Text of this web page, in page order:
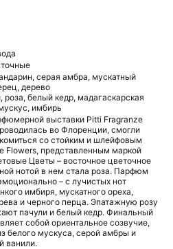
серая амбра, мускатный
дерево
роза, белый кедр, мадагаскарская
имбирь
выставки Pitti Fragranze
во Флоренции, смогли
со стойким и шлейфовым
Flowers, представленным маркой
Цветы – восточное цветочное
нотой в нем стала роза. Парфюм
– с лучистых нот
имбиря, мускатного ореха,
и черного перца. Эпатажную розу
пачули и белый кедр. Финальный
собой ориентальное созвучие,
белого мускуса, серой амбры и
ванили.